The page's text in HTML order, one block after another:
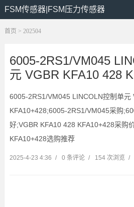
FSM传感器|FSM压力传感器
首页 > 202504
6005-2RS1/VM045
元 VGBR KFA10 428
6005-2RS1/VM045 LINCOLN控制单元
KFA10+428;6005-2RS1/VM045采购
好;VGBR KFA10 428 KFA10+428采购
KFA10+428选购推荐
2025-4-23 4:36 / 0 条评论 / 154 次浏览 /